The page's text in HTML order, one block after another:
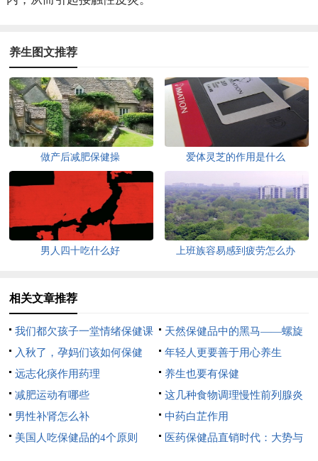
养生图文推荐
做产后减肥保健操 爱体灵芝的作用是什么
男人四十吃什么好 上班族容易感到疲劳怎么办
相关文章推荐
我们都欠孩子一堂情绪保健课
天然保健品中的黑马——螺旋
藻
入秋了，孕妈们该如何保健
呢？
年轻人更要善于用心养生
远志化痰作用药理
养生也要有保健
减肥运动有哪些
这几种食物调理慢性前列腺炎
疾病
男性补肾怎么补
中药白芷作用
美国人吃保健品的4个原则
医药保健品直销时代：大势与